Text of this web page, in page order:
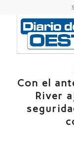
Con el
River